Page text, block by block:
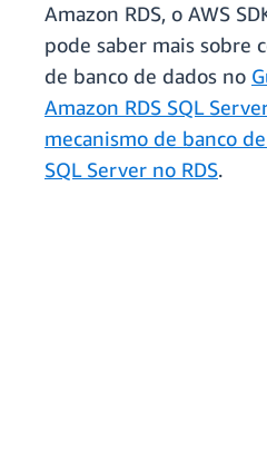
Amazon RDS, o AWS
pode saber mais sobre
de banco de dados no
Amazon RDS SQL
mecanismo de banco
SQL Server no RDS.